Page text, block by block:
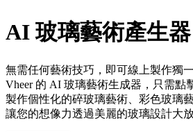
AI 玻璃藝術產生器
無需任何藝術技巧，即可線上製作獨
Vheer 的 AI 玻璃藝術生成器，只需點
製作個性化的碎玻璃藝術、彩色玻璃
讓您的想像力透過美麗的玻璃設計大放